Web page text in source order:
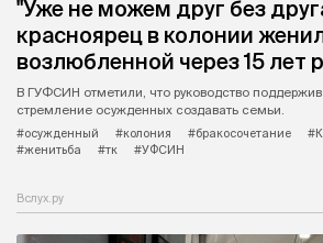
"Уже не можем друг без
красноярец в колонии
возлюбленной через 15 лет
В ГУФСИН отметили, что руководство
стремление осужденных создавать семьи.
#осужденный
#колония #бракосочетание
#женитьба
#тк #УФСИН
Вслух.ру